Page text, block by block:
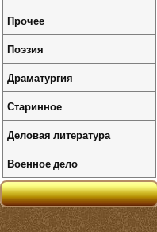
Прочее
Поэзия
Драматургия
Старинное
Деловая литература
Военное дело